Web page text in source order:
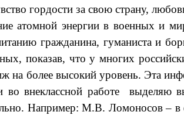
гордости за свою страну,
атомной энергии в военных
гражданина, гуманиста и
показав, что у многих
на более высокий уровень. Эта
внеклассной работе выделяю
Например: М.В. Ломоносов – в